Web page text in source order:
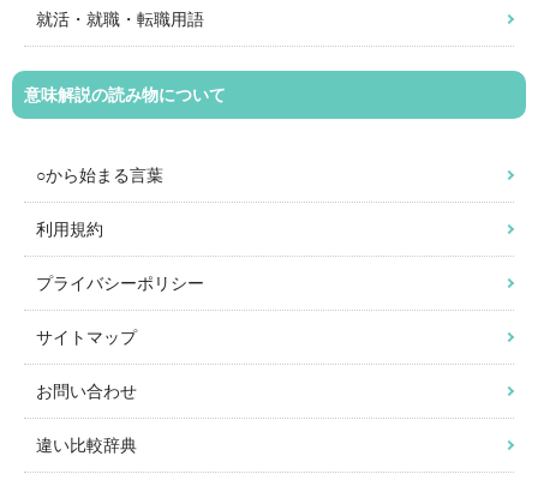
就活・就職・転職用語
意味解説の読み物について
○から始まる言葉
利用規約
プライバシーポリシー
サイトマップ
お問い合わせ
違い比較辞典